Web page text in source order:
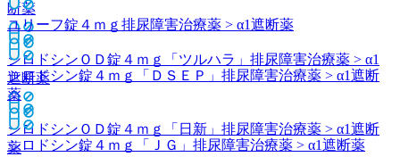
断薬
シロドシンＯＤ錠４ｍｇ「ツルハラ」 排尿障害治療薬 > α1
遮断薬
シロドシンＯＤ錠４ｍｇ「日新」 排尿障害治療薬 > α1遮断
薬
ユリーフ錠４ｍｇ 排尿障害治療薬 > α1遮断薬
シロドシン錠４ｍｇ「ＤＳＥＰ」 排尿障害治療薬 > α1遮断
薬
シロドシン錠４ｍｇ「ＪＧ」 排尿障害治療薬 > α1遮断薬